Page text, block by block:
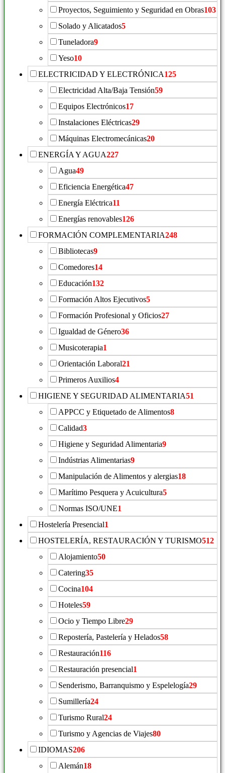
Proyectos, Seguimiento y Seguridad en Obras103
Solado y Alicatados5
Tuneladora9
Yeso10
ELECTRICIDAD Y ELECTRÓNICA125
Electricidad Alta/Baja Tensión59
Equipos Electrónicos17
Instalaciones Eléctricas29
Máquinas Electromecánicas20
ENERGÍA Y AGUA227
Agua49
Eficiencia Energética47
Energía Eléctrica11
Energías renovables126
FORMACIÓN COMPLEMENTARIA248
Bibliotecas9
Comedores14
Educación132
Formación Altos Ejecutivos5
Formación Profesional y Oficios27
Igualdad de Género36
Musicoterapia1
Orientación Laboral21
Primeros Auxilios4
HIGIENE Y SEGURIDAD ALIMENTARIA51
APPCC y Etiquetado de Alimentos8
Calidad3
Higiene y Seguridad Alimentaria9
Indústrias Alimentarias9
Manipulación de Alimentos y alergias18
Marítimo Pesquera y Acuicultura5
Normas ISO/UNE1
Hostelería Presencial1
HOSTELERÍA, RESTAURACIÓN Y TURISMO512
Alojamiento50
Catering35
Cocina104
Hoteles59
Ocio y Tiempo Libre29
Repostería, Pastelería y Helados58
Restauración116
Restauración presencial1
Senderismo, Barranquismo y Espelelogía29
Sumillería24
Turismo Rural24
Turismo y Agencias de Viajes80
IDIOMAS206
Alemán18